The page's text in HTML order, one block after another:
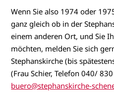
Wenn Sie also 1974 oder
ganz gleich ob in der
einem anderen Ort, und Sie
möchten, melden Sie sich
Stephanskirche (bis
(Frau Schier, Telefon 040/
buero@stephanskirche-